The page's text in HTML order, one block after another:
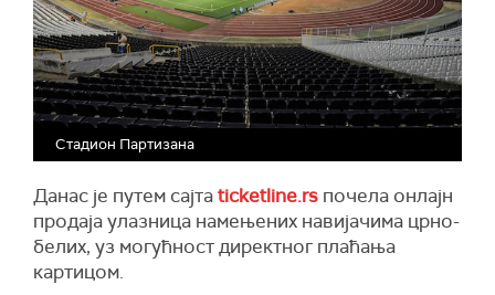
Стадион Партизана
Данас је путем сајтаticketline.rs почела онлајн
продаја улазница намењених навијачима црно-
белих, уз могућност директног плаћања
картицом.